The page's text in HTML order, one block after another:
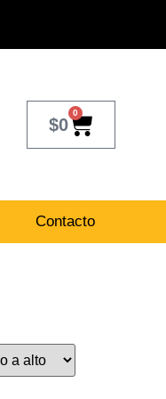
$0
0
Contacto